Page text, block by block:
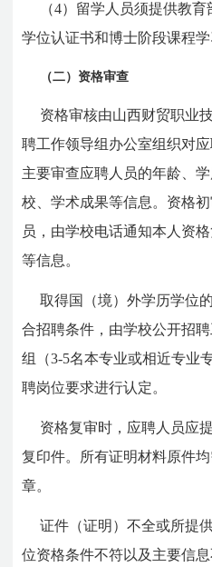
（4）留学人员须提供教
学位认证书和博士阶段课程学
（二）资格审查
资格审核由山西财贸职业
聘工作领导组办公室组织对
主要审查应聘人员的年龄、
校、学术成果等信息。资格
员，由学校电话通知本人资
等信息。
取得国（境）外学历学位
合招聘条件，由学校公开招
组（3-5名本专业或相近专业
聘岗位要求进行认定。
资格复审时，应聘人员应
复印件。所有证明材料原件
章。
证件（证明）不全或所提
位资格条件不符以及主要信